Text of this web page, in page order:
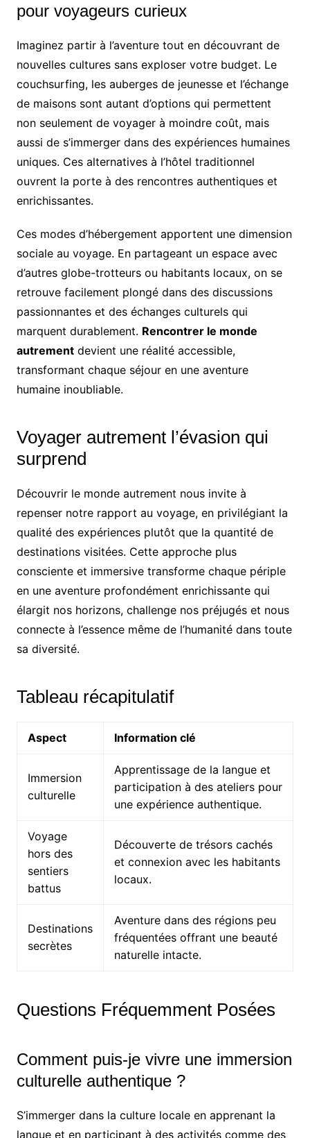
pour voyageurs curieux
Imaginez partir à l’aventure tout en découvrant de
nouvelles cultures sans exploser votre budget. Le
couchsurfing, les auberges de jeunesse et l’échange
de maisons sont autant d’options qui permettent
non seulement de voyager à moindre coût, mais
aussi de s’immerger dans des expériences humaines
uniques. Ces alternatives à l’hôtel traditionnel
ouvrent la porte à des rencontres authentiques et
enrichissantes.
Ces modes d’hébergement apportent une dimension
sociale au voyage. En partageant un espace avec
d’autres globe-trotteurs ou habitants locaux, on se
retrouve facilement plongé dans des discussions
passionnantes et des échanges culturels qui
marquent durablement. Rencontrer le monde
autrementdevient une réalité accessible,
transformant chaque séjour en une aventure
humaine inoubliable.
Voyager autrement l’évasion qui
surprend
Découvrir le monde autrement nous invite à
repenser notre rapport au voyage, en privilégiant la
qualité des expériences plutôt que la quantité de
destinations visitées. Cette approche plus
consciente et immersive transforme chaque périple
en une aventure profondément enrichissante qui
élargit nos horizons, challenge nos préjugés et nous
connecte à l’essence même de l’humanité dans toute
sa diversité.
Tableau récapitulatif
Aspect Information clé
Immersion
culturelle
Apprentissage de la langue et
participation à des ateliers pour
une expérience authentique.
Voyage
hors des
sentiers
battus
Découverte de trésors cachés
et connexion avec les habitants
locaux.
Destinations
secrètes
Aventure dans des régions peu
fréquentées offrant une beauté
naturelle intacte.
Questions Fréquemment Posées
Comment puis-je vivre une immersion
culturelle authentique ?
S’immerger dans la culture locale en apprenant la
langue et en participant à des activités comme des